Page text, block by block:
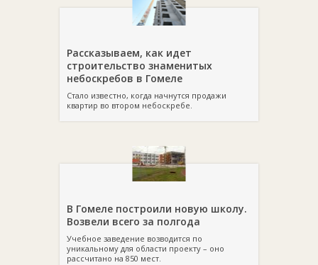
Рассказываем, как идет
строительство знаменитых
небоскребов в Гомеле
Стало известно, когда начнутся продажи
квартир во втором небоскребе.
В Гомеле построили новую школу.
Возвели всего за полгода
Учебное заведение возводится по
уникальному для области проекту – оно
рассчитано на 850 мест.